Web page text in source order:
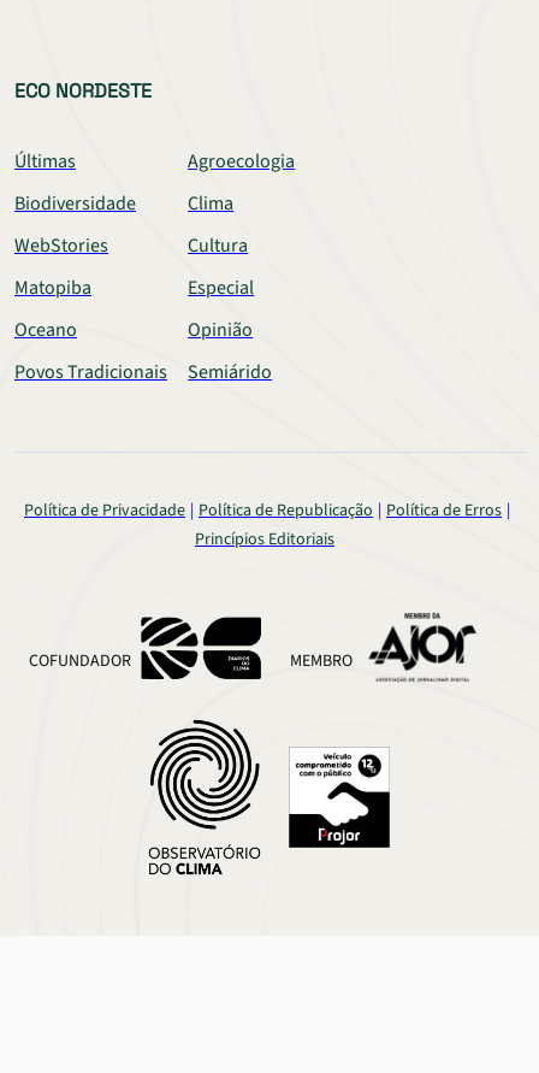
ECO NORDESTE
Últimas
Agroecologia
Biodiversidade
Clima
WebStories
Cultura
Matopiba
Especial
Oceano
Opinião
Povos Tradicionais
Semiárido
Política de Privacidade Política de Republicação
Política de Erros
Princípios Editoriais
COFUNDADOR MEMBRO